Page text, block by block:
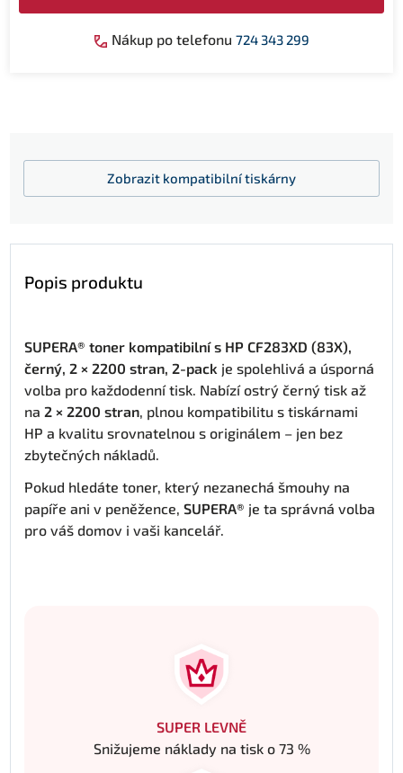
Nákup po telefonu 724 343 299
Zobrazit kompatibilní tiskárny
Popis produktu
SUPERA® toner kompatibilní s HP CF283XD (83X),
černý, 2 × 2200 stran, 2-pack je spolehlivá a úsporná
volba pro každodenní tisk. Nabízí ostrý černý tisk až
na 2 × 2200 stran, plnou kompatibilitu s tiskárnami
HP a kvalitu srovnatelnou s originálem – jen bez
zbytečných nákladů.
Pokud hledáte toner, který nezanechá šmouhy na
papíře ani v peněžence, SUPERA® je ta správná volba
pro váš domov i vaši kancelář.
SUPER LEVNĚ
Snižujeme náklady na tisk o 73 %